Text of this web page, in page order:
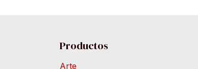
Productos
Arte